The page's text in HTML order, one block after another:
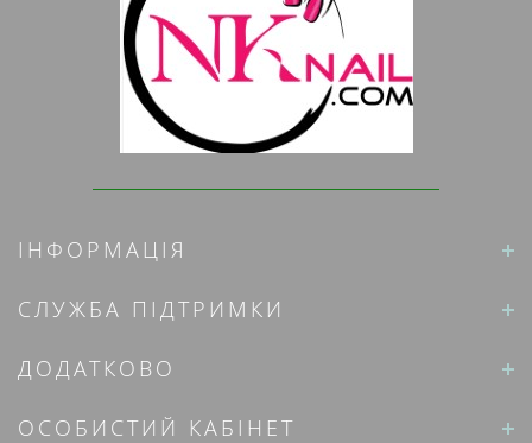
ІНФОРМАЦІЯ
СЛУЖБА ПІДТРИМКИ
ДОДАТКОВО
ОСОБИСТИЙ КАБІНЕТ